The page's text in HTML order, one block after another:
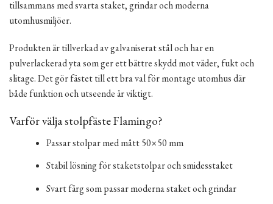
tillsammans med svarta staket, grindar och moderna
utomhusmiljöer.
Produkten är tillverkad av galvaniserat stål och har en
pulverlackerad yta som ger ett bättre skydd mot väder, fukt och
slitage. Det gör fästet till ett bra val för montage utomhus där
både funktion och utseende är viktigt.
Varför välja stolpfäste Flamingo?
Passar stolpar med mått 50×50 mm
Stabil lösning för staketstolpar och smidesstaket
Svart färg som passar moderna staket och grindar